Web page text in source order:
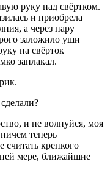
руку над свёртком.
и приобрела
а через пару
заложило уши
на свёрток
заплакал.
и не волнуйся, моя
теперь
считать крепкого
мере, ближайшие